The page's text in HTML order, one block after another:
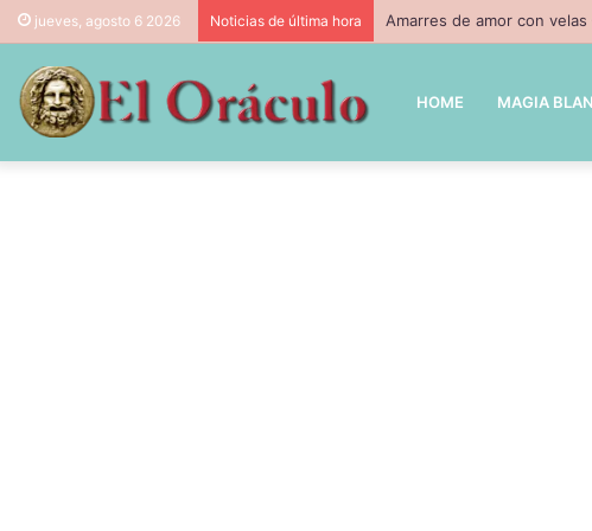
jueves, agosto 6 2026 Noticias de última hora Amarres de amor con
HOME MAGIA